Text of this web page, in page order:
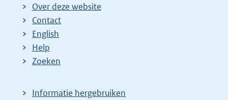
Over deze website
Contact
English
Help
Zoeken
Informatie hergebruiken